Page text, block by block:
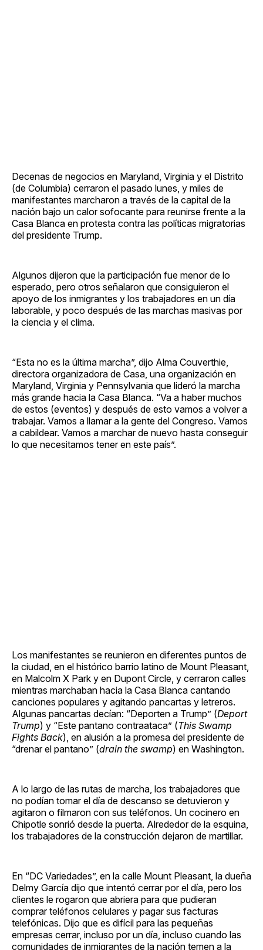
Decenas de negocios en Maryland, Virginia y el Distrito
(de Columbia) cerraron el pasado lunes, y miles de
manifestantes marcharon a través de la capital de la
nación bajo un calor sofocante para reunirse frente a la
Casa Blanca en protesta contra las políticas migratorias
del presidente Trump.
Algunos dijeron que la participación fue menor de lo
esperado, pero otros señalaron que consiguieron el
apoyo de los inmigrantes y los trabajadores en un día
laborable, y poco después de las marchas masivas por
la ciencia y el clima.
“Esta no es la última marcha”, dijo Alma Couverthie,
directora organizadora de Casa, una organización en
Maryland, Virginia y Pennsylvania que lideró la marcha
más grande hacia la Casa Blanca. “Va a haber muchos
de estos (eventos) y después de esto vamos a volver a
trabajar. Vamos a llamar a la gente del Congreso. Vamos
a cabildear. Vamos a marchar de nuevo hasta conseguir
lo que necesitamos tener en este país”.
Los manifestantes se reunieron en diferentes puntos de
la ciudad, en el histórico barrio latino de Mount Pleasant,
en Malcolm X Park y en Dupont Circle, y cerraron calles
mientras marchaban hacia la Casa Blanca cantando
canciones populares y agitando pancartas y letreros.
Algunas pancartas decían: “Deporten a Trump” (Deport
Trump) y “Este pantano contraataca” (This Swamp
Fights Back), en alusión a la promesa del presidente de
“drenar el pantano” (drain the swamp) en Washington.
A lo largo de las rutas de marcha, los trabajadores que
no podían tomar el día de descanso se detuvieron y
agitaron o filmaron con sus teléfonos. Un cocinero en
Chipotle sonrió desde la puerta. Alrededor de la esquina,
los trabajadores de la construcción dejaron de martillar.
En “DC Variedades”, en la calle Mount Pleasant, la dueña
Delmy García dijo que intentó cerrar por el día, pero los
clientes le rogaron que abriera para que pudieran
comprar teléfonos celulares y pagar sus facturas
telefónicas. Dijo que es difícil para las pequeñas
empresas cerrar, incluso por un día, incluso cuando las
comunidades de inmigrantes de la nación temen a la